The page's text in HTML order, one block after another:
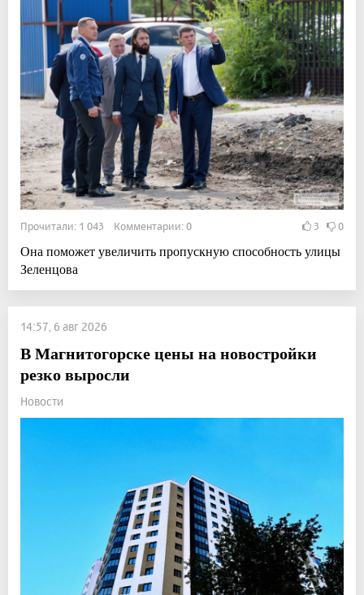
Прочитали: 1 043 Комментарии: 0 3 0
Она поможет увеличить пропускную способность улицы
Зеленцова
14:57, 6 авг 2026
В Магнитогорске цены на новостройки
резко выросли
Новости